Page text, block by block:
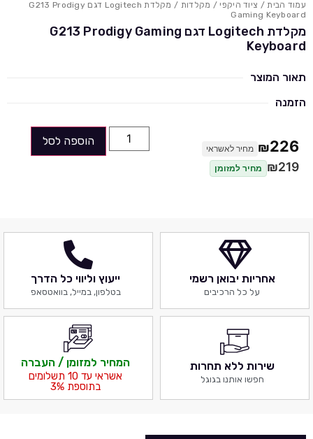
עמוד הבית/ ציוד היקפי / מקלדות
/ מקלדת Logitech דגם G213 Prodigy
Gaming Keyboard
מקלדת Logitech דגם G213 Prodigy Gaming
Keyboard
תאור המוצר
הזמנה
₪226 מחיר לאשראי
₪219 מחיר למזומן
הוספה לסל
אחריות יבואן רשמי
על כל הרכיבים
ייעוץ וליווי כל הדרך
בטלפון, במייל, בוואטסאפ
שירות ללא תחרות
חפשו אותנו בגוגל
המחיר למזומן / העברה
אשראי עד 10 תשלומים
בתוספת 3%